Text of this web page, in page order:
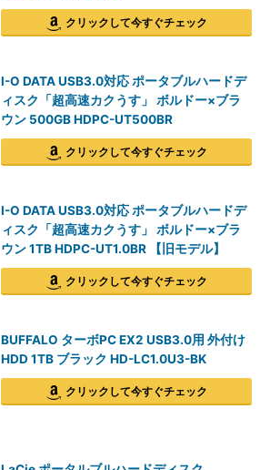
クリックして今すぐチェック
I-O DATA USB3.0対応 ポータブルハードデ
ィスク「超高速カクうす」 ボルドー×ブラ
ウン 500GB HDPC-UT500BR
クリックして今すぐチェック
I-O DATA USB3.0対応 ポータブルハードデ
ィスク「超高速カクうす」 ボルドー×ブラ
ウン 1TB HDPC-UT1.0BR 【旧モデル】
クリックして今すぐチェック
BUFFALO ターボPC EX2 USB3.0用 外付け
HDD 1TB ブラック HD-LC1.0U3-BK
クリックして今すぐチェック